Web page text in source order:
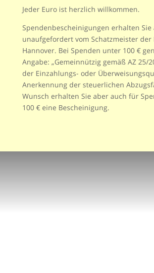
Jeder Euro ist herzlich willkommen.
Spendenbescheinigungen erhalten Sie
unaufgefordert vom Schatzmeister der
Hannover. Bei Spenden unter 100 €
Angabe: „Gemeinnützig gemäß AZ 25/
der Ein­zahlungs- oder
Anerkennung der steuerlichen
Wunsch erhalten Sie aber auch für
100 € eine Bescheinigung.